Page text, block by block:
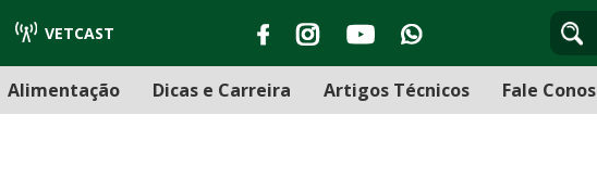
VETCAST
Alimentação Dicas e Carreira Artigos Técnicos Fale